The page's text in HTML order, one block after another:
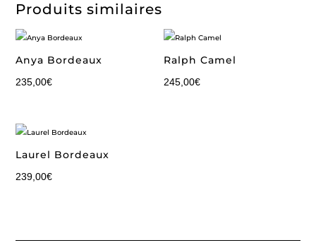
Produits similaires
Anya Bordeaux
235,00€
Ralph Camel
245,00€
Laurel Bordeaux
239,00€